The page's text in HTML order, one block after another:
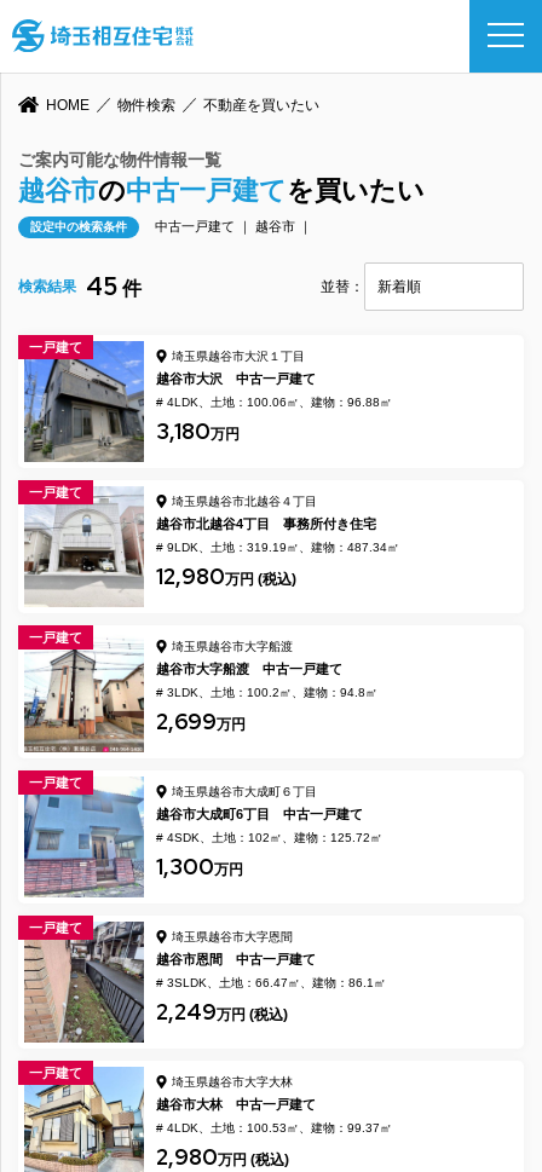
HOME 物件検索 不動産を買いたい
ご案内可能な物件情報一覧
越谷市の中古一戸建てを買いたい
設定中の検索条件 中古一戸建て ｜ 越谷市 ｜
検索結果 45 件 並替：
一戸建て
埼玉県越谷市大沢１丁目
越谷市大沢 中古一戸建て
# 4LDK 土地：100.06㎡ 建物：96.88㎡
3,180万円
一戸建て
埼玉県越谷市北越谷４丁目
越谷市北越谷4丁目 事務所付き住宅
# 9LDK 土地：319.19㎡ 建物：487.34㎡
12,980万円 (税込)
一戸建て
埼玉県越谷市大字船渡
越谷市大字船渡 中古一戸建て
# 3LDK 土地：100.2㎡ 建物：94.8㎡
2,699万円
一戸建て
埼玉県越谷市大成町６丁目
越谷市大成町6丁目 中古一戸建て
# 4SDK 土地：102㎡ 建物：125.72㎡
1,300万円
一戸建て
埼玉県越谷市大字恩間
越谷市恩間 中古一戸建て
# 3SLDK 土地：66.47㎡ 建物：86.1㎡
2,249万円 (税込)
一戸建て
埼玉県越谷市大字大林
越谷市大林 中古一戸建て
# 4LDK 土地：100.53㎡ 建物：99.37㎡
2,980万円 (税込)